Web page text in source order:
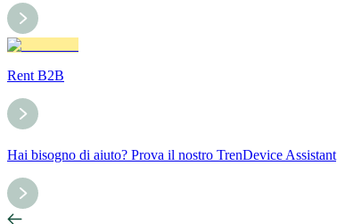
Rent B2B
Hai bisogno di aiuto? Prova il nostro TrenDevice Assistant